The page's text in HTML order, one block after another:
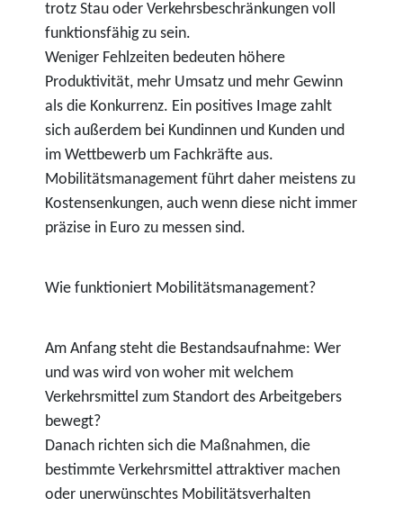
trotz Stau oder Verkehrsbeschränkungen voll
funktionsfähig zu sein.
Weniger Fehlzeiten bedeuten höhere
Produktivität, mehr Umsatz und mehr Gewinn
als die Konkurrenz. Ein positives Image zahlt
sich außerdem bei Kundinnen und Kunden und
im Wettbewerb um Fachkräfte aus.
Mobilitätsmanagement führt daher meistens zu
Kostensenkungen, auch wenn diese nicht immer
präzise in Euro zu messen sind.
Wie funktioniert Mobilitätsmanagement?
Am Anfang steht die Bestandsaufnahme: Wer
und was wird von woher mit welchem
Verkehrsmittel zum Standort des Arbeitgebers
bewegt?
Danach richten sich die Maßnahmen, die
bestimmte Verkehrsmittel attraktiver machen
oder unerwünschtes Mobilitätsverhalten